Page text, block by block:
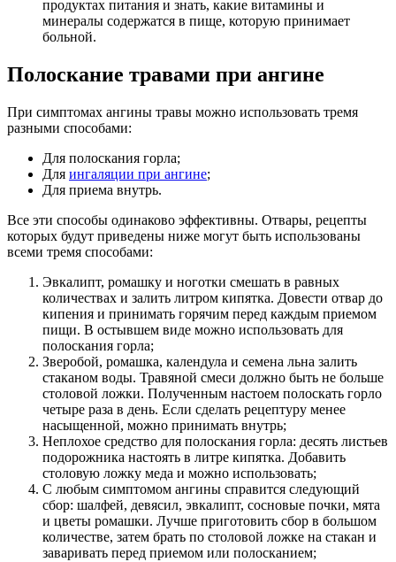
продуктах питания и знать, какие витамины и
минералы содержатся в пище, которую принимает
больной.
Полоскание травами при ангине
При симптомах ангины травы можно использовать тремя
разными способами:
Для полоскания горла;
Для ингаляции при ангине;
Для приема внутрь.
Все эти способы одинаково эффективны. Отвары, рецепты
которых будут приведены ниже могут быть использованы
всеми тремя способами:
Эвкалипт, ромашку и ноготки смешать в равных
количествах и залить литром кипятка. Довести отвар до
кипения и принимать горячим перед каждым приемом
пищи. В остывшем виде можно использовать для
полоскания горла;
Зверобой, ромашка, календула и семена льна залить
стаканом воды. Травяной смеси должно быть не больше
столовой ложки. Полученным настоем полоскать горло
четыре раза в день. Если сделать рецептуру менее
насыщенной, можно принимать внутрь;
Неплохое средство для полоскания горла: десять листьев
подорожника настоять в литре кипятка. Добавить
столовую ложку меда и можно использовать;
С любым симптомом ангины справится следующий
сбор: шалфей, девясил, эвкалипт, сосновые почки, мята
и цветы ромашки. Лучше приготовить сбор в большом
количестве, затем брать по столовой ложке на стакан и
заваривать перед приемом или полосканием;